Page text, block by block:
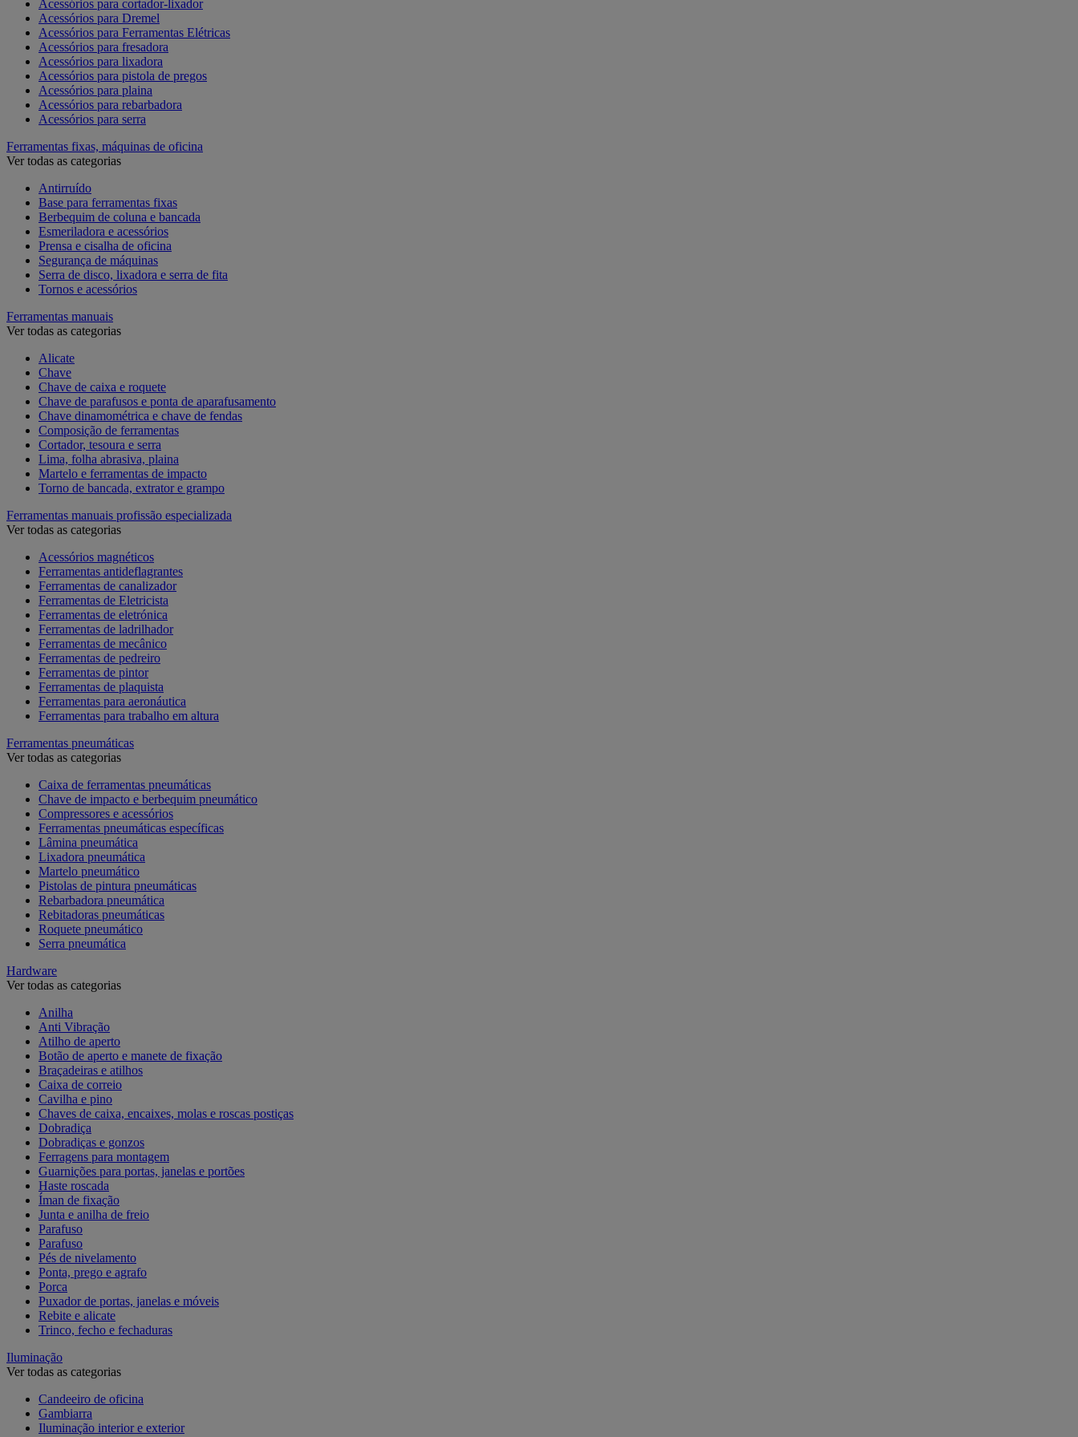
Acessórios para cortador-lixador
Acessórios para Dremel
Acessórios para Ferramentas Elétricas
Acessórios para fresadora
Acessórios para lixadora
Acessórios para pistola de pregos
Acessórios para plaina
Acessórios para rebarbadora
Acessórios para serra
Ferramentas fixas, máquinas de oficina
Ver todas as categorias
Antirruído
Base para ferramentas fixas
Berbequim de coluna e bancada
Esmeriladora e acessórios
Prensa e cisalha de oficina
Segurança de máquinas
Serra de disco, lixadora e serra de fita
Tornos e acessórios
Ferramentas manuais
Ver todas as categorias
Alicate
Chave
Chave de caixa e roquete
Chave de parafusos e ponta de aparafusamento
Chave dinamométrica e chave de fendas
Composição de ferramentas
Cortador, tesoura e serra
Lima, folha abrasiva, plaina
Martelo e ferramentas de impacto
Torno de bancada, extrator e grampo
Ferramentas manuais profissão especializada
Ver todas as categorias
Acessórios magnéticos
Ferramentas antideflagrantes
Ferramentas de canalizador
Ferramentas de Eletricista
Ferramentas de eletrónica
Ferramentas de ladrilhador
Ferramentas de mecânico
Ferramentas de pedreiro
Ferramentas de pintor
Ferramentas de plaquista
Ferramentas para aeronáutica
Ferramentas para trabalho em altura
Ferramentas pneumáticas
Ver todas as categorias
Caixa de ferramentas pneumáticas
Chave de impacto e berbequim pneumático
Compressores e acessórios
Ferramentas pneumáticas específicas
Lâmina pneumática
Lixadora pneumática
Martelo pneumático
Pistolas de pintura pneumáticas
Rebarbadora pneumática
Rebitadoras pneumáticas
Roquete pneumático
Serra pneumática
Hardware
Ver todas as categorias
Anilha
Anti Vibração
Atilho de aperto
Botão de aperto e manete de fixação
Braçadeiras e atilhos
Caixa de correio
Cavilha e pino
Chaves de caixa, encaixes, molas e roscas postiças
Dobradiça
Dobradiças e gonzos
Ferragens para montagem
Guarnições para portas, janelas e portões
Haste roscada
Íman de fixação
Junta e anilha de freio
Parafuso
Parafuso
Pés de nivelamento
Ponta, prego e agrafo
Porca
Puxador de portas, janelas e móveis
Rebite e alicate
Trinco, fecho e fechaduras
Iluminação
Ver todas as categorias
Candeeiro de oficina
Gambiarra
Iluminação interior e exterior